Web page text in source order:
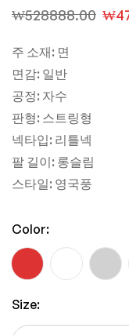
₩528888.00 ₩
주 소재: 면
면감: 일반
공정: 자수
판형: 스트링형
넥타입: 리틀넥
팔 길이: 롱슬림
스타일: 영국풍
Color:
Size: